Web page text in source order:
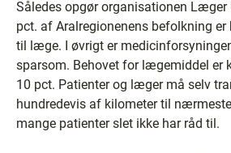
Således opgør organisationen Læger
pct. af Aralregionenens befolkning
til læge. I øvrigt er
sparsom. Behovet for lægemiddel er
10 pct. Patienter og læger må selv
hundredevis af kilometer til
mange patienter slet ikke har råd til.